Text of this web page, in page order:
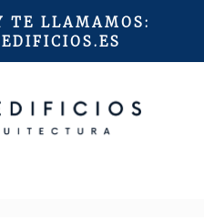
TE LLAMAMOS: